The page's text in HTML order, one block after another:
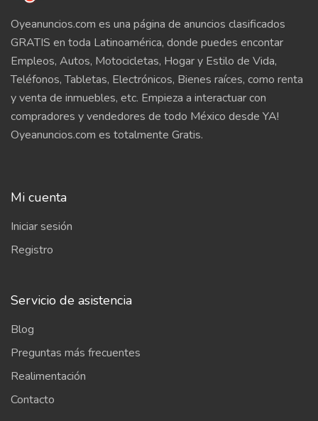
Oyeanuncios.com es una página de anuncios clasificados
GRATIS en toda Latinoamérica, donde puedes encontar
Empleos, Autos, Motocicletas, Hogar y Estilo de Vida,
Teléfonos, Tabletas, Electrónicos, Bienes raíces, como renta
y venta de inmuebles, etc. Empieza a interactuar con
compradores y vendedores de todo México desde YA!
Oyeanuncios.com es totalmente Gratis.
Mi cuenta
Iniciar sesión
Registro
Servicio de asistencia
Blog
Preguntas más frecuentes
Realimentación
Contacto